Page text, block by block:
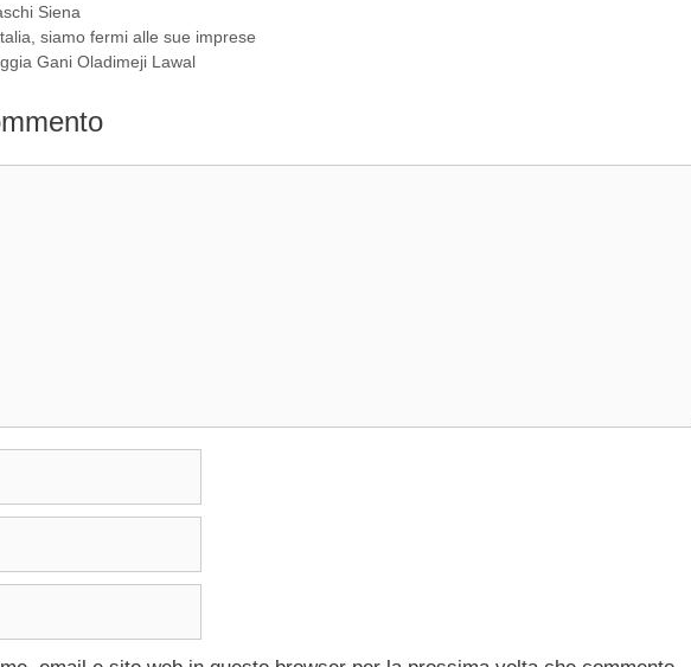
Siena
siamo fermi alle sue imprese
Gani Oladimeji Lawal